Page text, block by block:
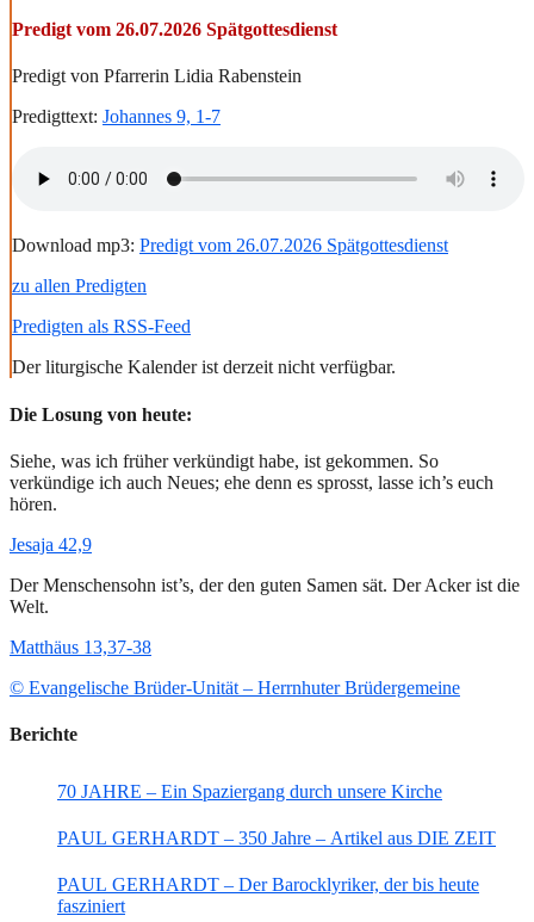
Predigt vom 26.07.2026 Spätgottesdienst
Predigt von Pfarrerin Lidia Rabenstein
Predigttext: Johannes 9, 1-7
Download mp3: Predigt vom 26.07.2026 Spätgottesdienst
zu allen Predigten
Predigten als RSS-Feed
Der liturgische Kalender ist derzeit nicht verfügbar.
Die Losung von heute:
Siehe, was ich früher verkündigt habe, ist gekommen. So
verkündige ich auch Neues; ehe denn es sprosst, lasse ich’s euch
hören.
Jesaja 42,9
Der Menschensohn ist’s, der den guten Samen sät. Der Acker ist die
Welt.
Matthäus 13,37-38
© Evangelische Brüder-Unität – Herrnhuter Brüdergemeine
Berichte
70 JAHRE – Ein Spaziergang durch unsere Kirche
PAUL GERHARDT – 350 Jahre – Artikel aus DIE ZEIT
PAUL GERHARDT – Der Barocklyriker, der bis heute
fasziniert